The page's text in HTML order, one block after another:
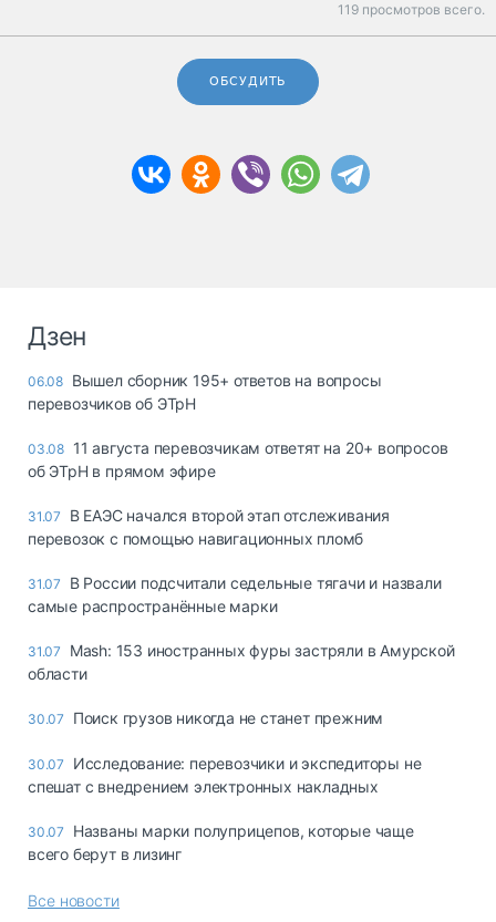
119 просмотров всего.
ОБСУДИТЬ
Дзен
06.08 Вышел сборник 195+ ответов на вопросы
перевозчиков об ЭТрН
03.08 11 августа перевозчикам ответят на 20+ вопросов
об ЭТрН в прямом эфире
31.07
В ЕАЭС начался второй этап отслеживания
перевозок с помощью навигационных пломб
31.07
В России подсчитали седельные тягачи и назвали
самые распространённые марки
31.07
Mash: 153 иностранных фуры застряли в Амурской
области
30.07 Поиск грузов никогда не станет прежним
30.07
Исследование: перевозчики и экспедиторы не
спешат с внедрением электронных накладных
30.07
Названы марки полуприцепов, которые чаще
всего берут в лизинг
Все новости